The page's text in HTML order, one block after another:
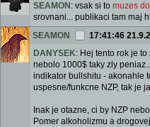
SEAMON : vsak si to muzes
srovnani... publikaci tam maj
SEAMON
17:41:46
DANYSEK: Hej tento rok je
nebolo 1000$ taky zly
indikator bullshitu - akonahle
uspesne/funkcne NZP, tak je
Inak je otazne, ci by NZP
Pomer alkoholizmu a